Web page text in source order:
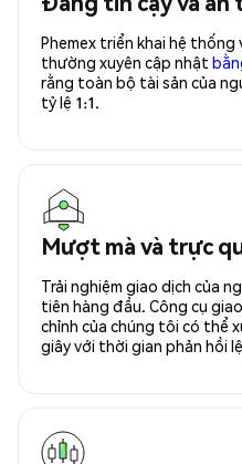
Phemex triển khai hệ thống
thường xuyên cập nhật
rằng toàn bộ tài sản của
tỷ lệ 1:1.
Mượt mà và trực
Trải nghiệm giao dịch của
tiên hàng đầu. Công cụ
chỉnh của chúng tôi có thể
giây với thời gian phản hồi